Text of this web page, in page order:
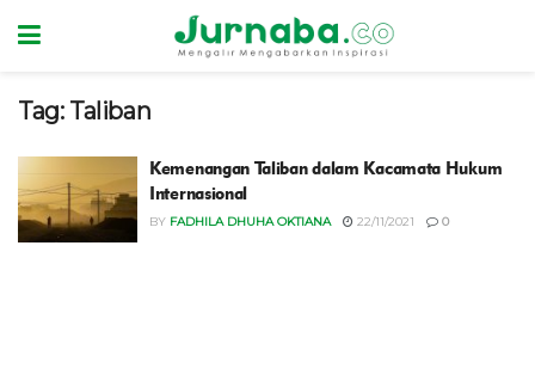
Tag: Taliban
Kemenangan Taliban dalam Kacamata Hukum
Internasional
BY FADHILA DHUHA OKTIANA 22/11/2021 0